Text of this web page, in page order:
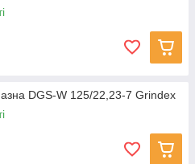
DGS-W 125/22,23-7 Grindex